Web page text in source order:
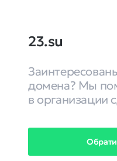
23.su
домена? Мы
в организации